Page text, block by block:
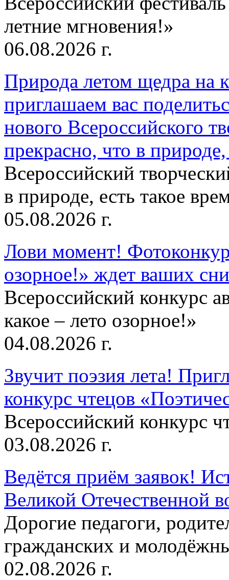
летние мгновения!»
06.08.2026 г.
Природа летом щедра на
приглашаем вас
нового Всероссийского
прекрасно, что в
Всероссийский
в природе, есть такое
05.08.2026 г.
Лови момент!
озорное!» ждет ваших
Всероссийский конкурс
какое – лето озорное!»
04.08.2026 г.
Звучит поэзия лета!
конкурс чтецов
Всероссийский конкурс
03.08.2026 г.
Ведётся приём заявок!
Великой Отечественной
Дорогие педагоги,
гражданских и
02.08.2026 г.